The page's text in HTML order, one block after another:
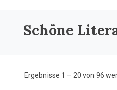
Schöne
Ergebnisse 1 – 20 von 96